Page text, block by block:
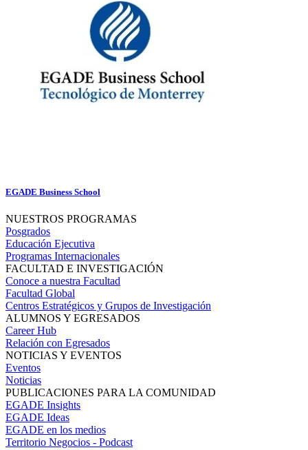
EGADE Business School
NUESTROS PROGRAMAS
Posgrados
Educación Ejecutiva
Programas Internacionales
FACULTAD E INVESTIGACIÓN
Conoce a nuestra Facultad
Facultad Global
Centros Estratégicos y Grupos de Investigación
ALUMNOS Y EGRESADOS
Career Hub
Relación con Egresados
NOTICIAS Y EVENTOS
Eventos
Noticias
PUBLICACIONES PARA LA COMUNIDAD
EGADE Insights
EGADE Ideas
EGADE en los medios
Territorio Negocios - Podcast